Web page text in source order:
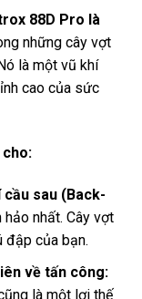
88D Pro là
những cây vợt
là một vũ khí
cao của sức
sau (Back-
nhất. Cây vợt
đập của bạn.
về tấn công:
là một lợi thế